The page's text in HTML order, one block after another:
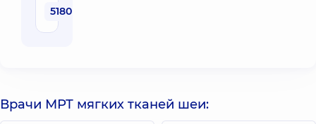
5180 грн
Врачи МРТ мягких тканей шеи: